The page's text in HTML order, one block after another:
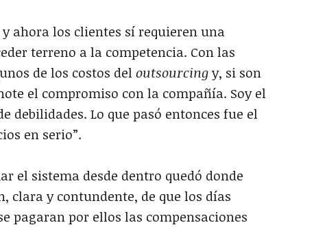
los clientes sí requieren una
terreno a la competencia. Con las
de los costos del outsourcingy, si son
el compromiso con la compañía. Soy el
debilidades. Lo que pasó entonces fue el
en serio”.
sistema desde dentro quedó donde
clara y contundente, de que los días
pagaran por ellos las compensaciones